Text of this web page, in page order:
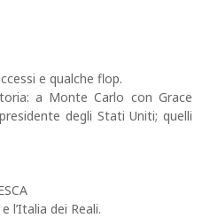
e qualche flop.
a Monte Carlo con Grace
degli Stati Uniti; quelli
l’Italia dei Reali.